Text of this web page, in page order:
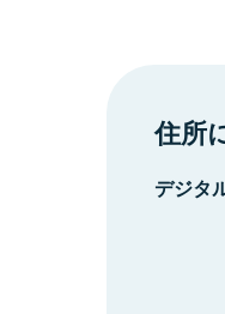
住所
デジタ